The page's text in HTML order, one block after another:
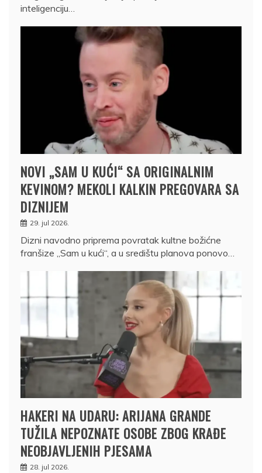
inteligenciju…
NOVI „SAM U KUĆI“ SA ORIGINALNIM
KEVINOM? MEKOLI KALKIN PREGOVARA SA
DIZNIJEM
29. jul 2026.
Dizni navodno priprema povratak kultne božićne
franšize „Sam u kući“, a u središtu planova ponovo…
HAKERI NA UDARU: ARIJANA GRANDE
TUŽILA NEPOZNATE OSOBE ZBOG KRAĐE
NEOBJAVLJENIH PJESAMA
28. jul 2026.